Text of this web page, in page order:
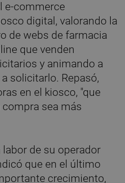
e-commerce
digital, valorando la
de webs de farmacia
que venden
y animando a
solicitarlo. Repasó,
en el kiosco, "que
sea más
labor de su operador
que en el último
crecimiento,